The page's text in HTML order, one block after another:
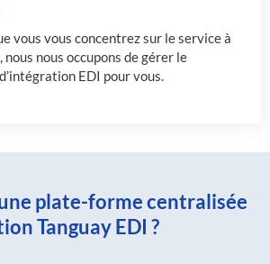
vous vous concentrez sur le service à
nous nous occupons de gérer le
EDI pour vous.
plate-forme centralisée
Tanguay EDI ?